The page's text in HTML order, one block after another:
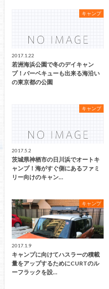
キャンプ
2017.1.22
若洲海浜公園で冬のデイキャン
プ！バーベキューも出来る海沿い
の東京都の公園
キャンプ
2017.5.2
茨城県神栖市の日川浜でオートキ
ャンプ！海がすぐ側にあるファミ
リー向けのキャン…
キャンプ
2017.1.9
キャンプに向けてハスラーの積載
量をアップするためにCURTのル
ーフラックを設…